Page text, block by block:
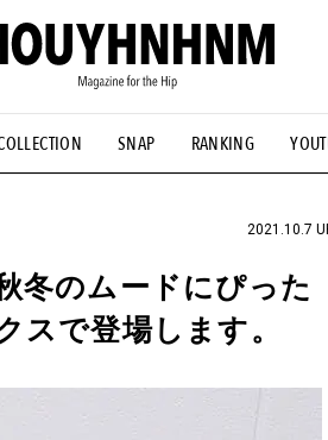
SNAP RANKING
#NEW VINTAGE #マイナーグッド
#ととけん #FASHION
2021.10.7
冬のムードにぴった
スで登場します。